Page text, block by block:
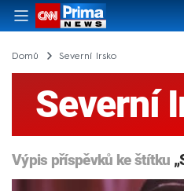
Domů Severní Irsko
Severní
Výpis příspěvků ke štítku